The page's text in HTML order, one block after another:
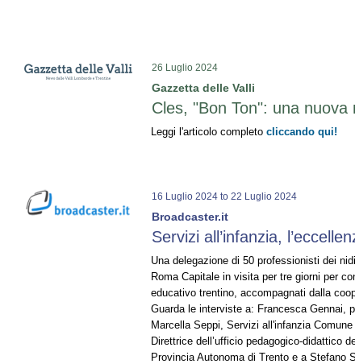
26 Luglio 2024
Gazzetta delle Valli
Cles, "Bon Ton": una
Leggi l'articolo completo cliccando qui!
16 Luglio 2024 to 22 Luglio 2024
Broadcaster.it
Servizi all’infanzia,
Una delegazione di 50 professionisti dei
Roma Capitale in visita per tre giorni per
educativo trentino, accompagnati dalla
Guarda le interviste a: Francesca Gennai,
Marcella Seppi, Servizi all'infanzia
Direttrice dell’ufficio pedagogico-didattico
Provincia Autonoma di Trento e a Stefano